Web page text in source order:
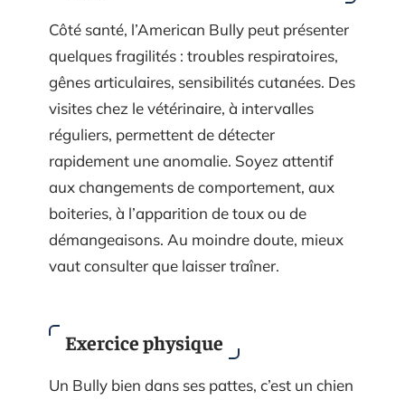
Côté santé, l’American Bully peut présenter
quelques fragilités : troubles respiratoires,
gênes articulaires, sensibilités cutanées. Des
visites chez le vétérinaire, à intervalles
réguliers, permettent de détecter
rapidement une anomalie. Soyez attentif
aux changements de comportement, aux
boiteries, à l’apparition de toux ou de
démangeaisons. Au moindre doute, mieux
vaut consulter que laisser traîner.
Exercice physique
Un Bully bien dans ses pattes, c’est un chien